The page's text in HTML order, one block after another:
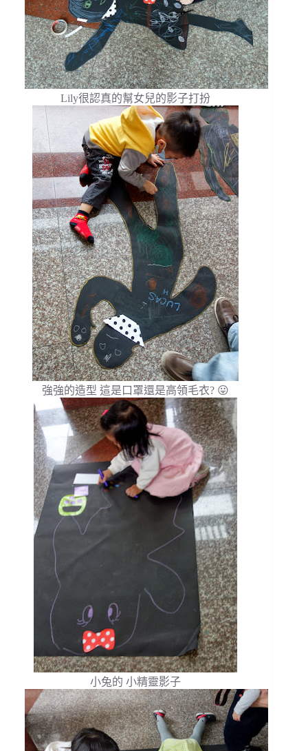
Lily很認真的幫女兒的影子打扮
強強的造型 這是口罩還是高領毛衣? 😛
小兔的 小精靈影子